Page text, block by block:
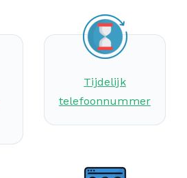
Tijdelijk
telefoonnummer